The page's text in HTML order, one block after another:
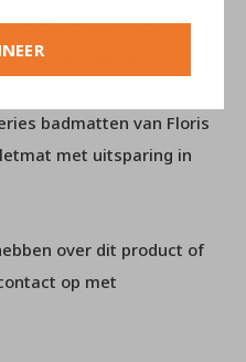
voorgesteld in
de zorgvuldige keuze in
badmatten van Floris
met uitsparing in
over dit product of
op met